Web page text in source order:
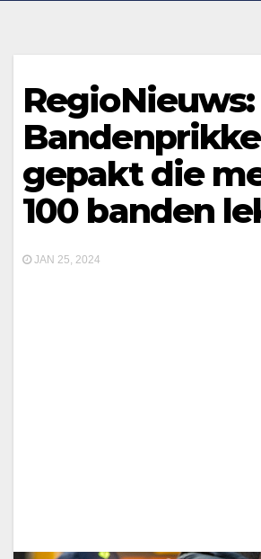
RegioNieuws:
gepakt die
100 banden
JAN 25, 2024